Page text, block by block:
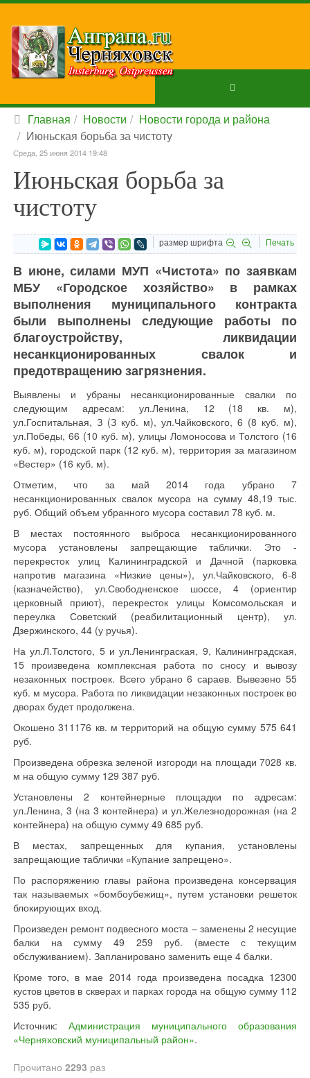
Главная Новости
Новости города и района
Июньская борьба за чистоту
Среда, 25 июня 2014 19:48
Июньская борьба за
чистоту
размер шрифта Печать
В июне, силами МУП «Чистота» по заявкам
МБУ «Городское хозяйство» в рамках
выполнения муниципального контракта
были выполнены следующие работы по
благоустройству, ликвидации
несанкционированных свалок и
предотвращению загрязнения.
Выявлены и убраны несанкционированные свалки по
следующим адресам: ул.Ленина, 12 (18 кв. м),
ул.Госпитальная, З (З куб. м), ул.Чайковского, 6 (8 куб. м),
ул.Победы, 66 (10 куб. м), улицы Ломоносова и Толстого (16
куб. м), городской парк (12 куб. м), территория за магазином
«Вестер» (16 куб. м).
Отметим, что за май 2014 года убрано 7
несанкционированных свалок мусора на сумму 48,19 тыс.
руб. Общий объем убранного мусора составил 78 куб. м.
В местах постоянного выброса несанкционированного
мусора установлены запрещающие таблички. Это -
перекресток улиц Калининградской и Дачной (парковка
напротив магазина «Низкие цены»), ул.Чайковского, 6-8
(казначейство), ул.Свободненское шоссе, 4 (ориентир
церковный приют), перекресток улицы Комсомольская и
переулка Советский (реабилитационный центр), ул.
Дзержинского, 44 (у ручья).
На ул.Л.Толстого, 5 и ул.Ленинграская, 9, Калининградская,
15 произведена комплексная работа по сносу и вывозу
незаконных построек. Всего убрано 6 сараев. Вывезено 55
куб. м мусора. Работа по ликвидации незаконных построек во
дворах будет продолжена.
Окошено 311176 кв. м территорий на общую сумму 575 641
руб.
Произведена обрезка зеленой изгороди на площади 7028 кв.
м на общую сумму 129 387 руб.
Установлены 2 контейнерные площадки по адресам:
ул.Ленина, 3 (на 3 контейнера) и ул.Железнодорожная (на 2
контейнера) на общую сумму 49 685 руб.
В местах, запрещенных для купания, установлены
запрещающие таблички «Купание запрещено».
По распоряжению главы района произведена консервация
так называемых «бомбоубежищ», путем установки решеток
блокирующих вход.
Произведен ремонт подвесного моста – заменены 2 несущие
балки на сумму 49 259 руб. (вместе с текущим
обслуживанием). Запланировано заменить еще 4 балки.
Кроме того, в мае 2014 года произведена посадка 12300
кустов цветов в скверах и парках города на общую сумму 112
535 руб.
Источник: Администрация муниципального образования
«Черняховский муниципальный район».
Прочитано 2293 раз